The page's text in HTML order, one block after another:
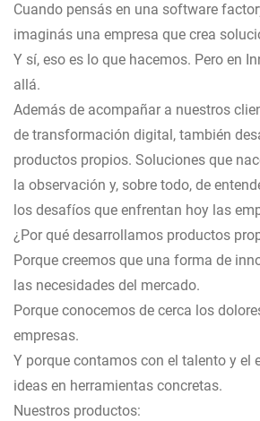
Cuando pensás en una software
imaginás una empresa que crea
Y sí, eso es lo que hacemos. Pero en
allá.
Además de acompañar a nuestros
de transformación digital, también
productos propios. Soluciones que
la observación y, sobre todo, de
los desafíos que enfrentan hoy las
¿Por qué desarrollamos productos
Porque creemos que una forma de
las necesidades del mercado.
Porque conocemos de cerca los
empresas.
Y porque contamos con el talento y el
ideas en herramientas concretas.
Nuestros productos: